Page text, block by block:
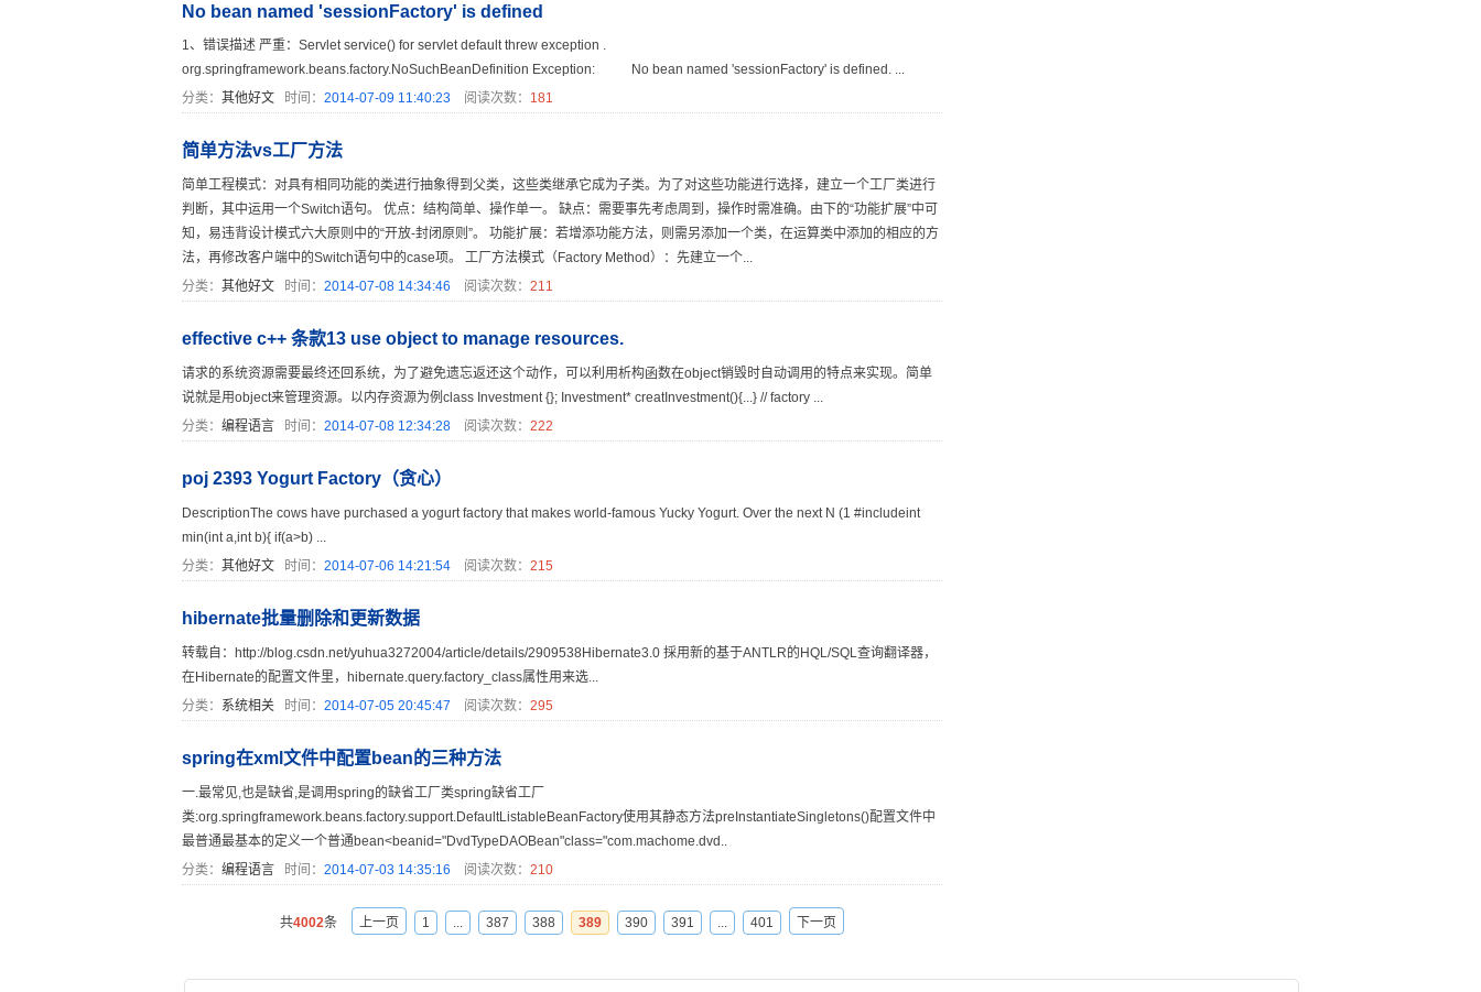
No bean named 'sessionFactory' is defined
1、错误描述 严重：Servlet service() for servlet default threw exception .
org.springframework.beans.factory.NoSuchBeanDefinition Exception: No bean named 'sessionFactory' is defined. ...
分类： 其他好文时间： 2014-07-09 11:40:23 阅读次数： 181
简单方法vs工厂方法
简单工程模式：对具有相同功能的类进行抽象得到父类，这些类继承它成为子类。为了对这些功能进行选择，建立一个工厂类进行
判断，其中运用一个Switch语句。 优点：结构简单、操作单一。 缺点：需要事先考虑周到，操作时需准确。由下的“功能扩展”中可
知，易违背设计模式六大原则中的“开放-封闭原则”。 功能扩展：若增添功能方法，则需另添加一个类，在运算类中添加的相应的方
法，再修改客户端中的Switch语句中的case项。 工厂方法模式（Factory Method）：先建立一个...
分类： 其他好文时间： 2014-07-08 14:34:46 阅读次数： 211
effective c++ 条款13 use object to manage resources.
请求的系统资源需要最终还回系统，为了避免遗忘返还这个动作，可以利用析构函数在object销毁时自动调用的特点来实现。简单
说就是用object来管理资源。以内存资源为例class Investment {}; Investment* creatInvestment(){...} // factory ...
分类： 编程语言时间： 2014-07-08 12:34:28阅读次数： 222
poj 2393 Yogurt Factory（贪心）
DescriptionThe cows have purchased a yogurt factory that makes world-famous Yucky Yogurt. Over the next N (1 #includeint
min(int a,int b){ if(a>b) ...
分类： 其他好文时间： 2014-07-06 14:21:54阅读次数： 215
hibernate批量删除和更新数据
转载自：http://blog.csdn.net/yuhua3272004/article/details/2909538Hibernate3.0 採用新的基于ANTLR的HQL/SQL查询翻译器，
在Hibernate的配置文件里，hibernate.query.factory_class属性用来选...
分类：
系统相关时间： 2014-07-05 20:45:47 阅读次数： 295
spring在xml文件中配置bean的三种方法
一.最常见,也是缺省,是调用spring的缺省工厂类spring缺省工厂
类:org.springframework.beans.factory.support.DefaultListableBeanFactory使用其静态方法preInstantiateSingletons()配置文件中
最普通最基本的定义一个普通bean<beanid="DvdTypeDAOBean"class="com.machome.dvd..
分类： 编程语言时间： 2014-07-03 14:35:16 阅读次数： 210
共4002条 上一页 1 ... 387 388 389 390 391 ... 401 下一页